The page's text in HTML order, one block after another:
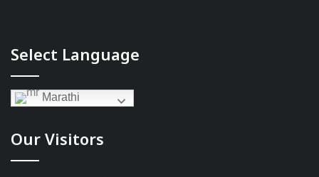
Select Language
Marathi
Our Visitors